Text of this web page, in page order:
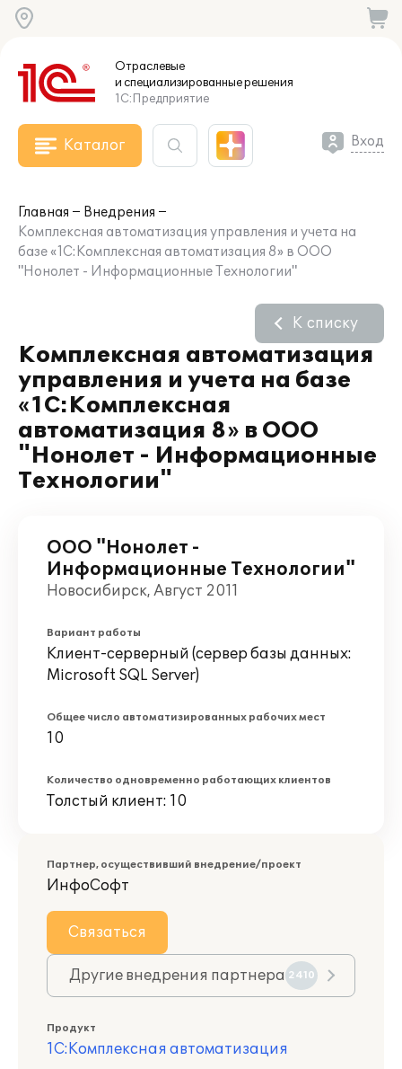
Отраслевые
и специализированныерешения
1С:Предприятие
Каталог Вход
Главная
Внедрения
Комплексная автоматизация управления и учета на
базе «1С:Комплексная автоматизация 8» в ООО
"Нонолет - Информационные Технологии"
Комплексная автоматизация
управления и учета на базе
«1С:Комплексная
автоматизация 8» в ООО
"Нонолет - Информационные
Технологии"
К списку
ООО "Нонолет -
Информационные Технологии"
Новосибирск, Август 2011
Вариант работы
Клиент-серверный (сервер базы данных:
Microsoft SQL Server)
Общее число автоматизированных рабочих мест
10
Количество одновременно работающих клиентов
Толстый клиент: 10
Партнер, осуществивший внедрение/проект
ИнфоСофт
Связаться
Другие внедрения партнера 2410
Продукт
1С:Комплексная автоматизация